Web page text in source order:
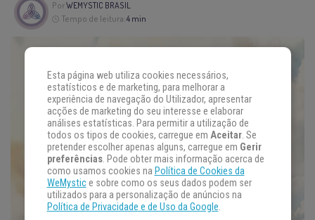
PorWEMYSTIC BRASIL
Tempo de leitura:4 min
Esta página web utiliza cookies necessários,
estatísticos e de marketing, para melhorar a
experiência de navegação do Utilizador, apresentar
acções de marketing do seu interesse e elaborar
análises estatísticas. Para permitir a utilização de
todos os tipos de cookies, carregue em Aceitar. Se
pretender escolher apenas alguns, carregue em Gerir
preferências. Pode obter mais informação acerca de
como usamos cookies na Política de Cookies da
WeMystice sobre como os seus dados podem ser
utilizados para a personalização de anúncios na
Política de Privacidade e de Uso da Google.